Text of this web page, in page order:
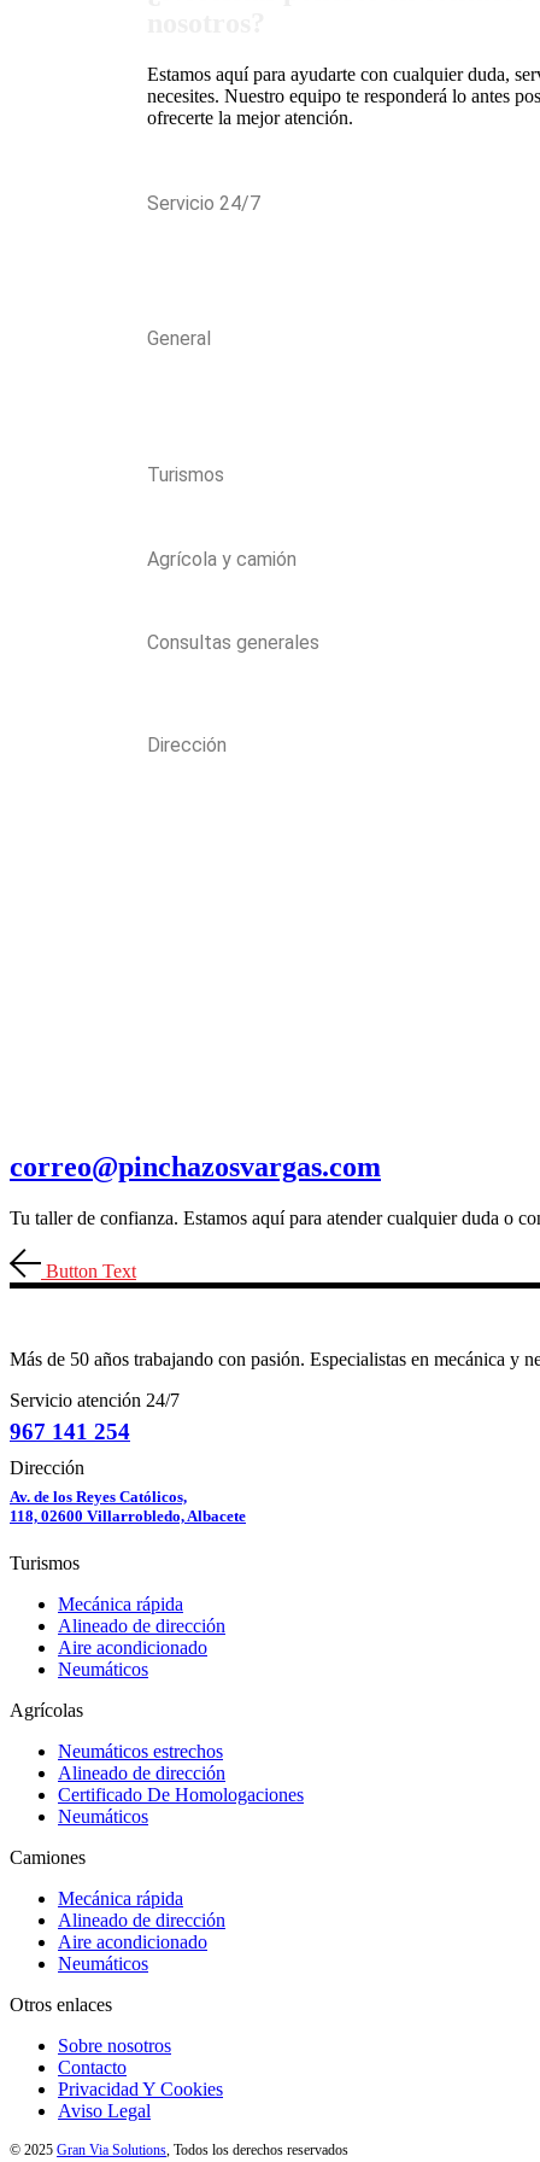
Estamos aquí para ayudarte con cualquier duda,
necesites. Nuestro equipo te responderá lo antes
ofrecerte la mejor atención.
Servicio 24/7
General
Turismos
Agrícola y camión
Consultas generales
Dirección
correo@pinchazosvargas.com
Tu taller de confianza. Estamos aquí para atender cualquier duda o
Button Text
Más de 50 años trabajando con pasión. Especialistas en mecánica y
Servicio atención 24/7
967 141 254
Dirección
Av. de los Reyes Católicos,
118, 02600 Villarrobledo, Albacete
Turismos
Mecánica rápida
Alineado de dirección
Aire acondicionado
Neumáticos
Agrícolas
Neumáticos estrechos
Alineado de dirección
Certificado De Homologaciones
Neumáticos
Camiones
Mecánica rápida
Alineado de dirección
Aire acondicionado
Neumáticos
Otros enlaces
Sobre nosotros
Contacto
Privacidad Y Cookies
Aviso Legal
© 2025 Gran Via Solutions, Todos los derechos reservados